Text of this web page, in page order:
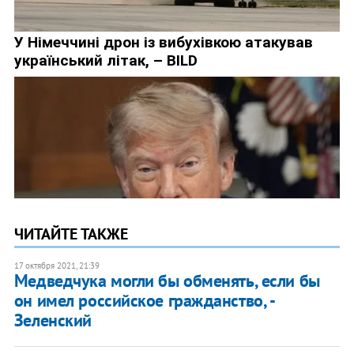
ЧИТАЙТЕ ТАКЖЕ
17 октября 2021, 21:39
Медведчука могли бы обменять, если бы
он имел российское гражданство, -
Зеленский